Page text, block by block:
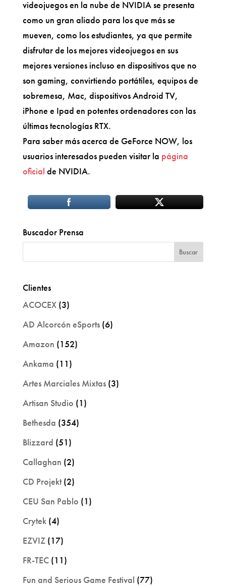
videojuegos en la nube de NVIDIA se presenta
como un gran aliado para los que más se
mueven, como los estudiantes, ya que permite
disfrutar de los mejores videojuegos en sus
mejores versiones incluso en dispositivos que no
son gaming, convirtiendo portátiles, equipos de
sobremesa, Mac, dispositivos Android TV,
iPhone e Ipad en potentes ordenadores con las
últimas tecnologías RTX.
Para saber más acerca de GeForce NOW, los
usuarios interesados pueden visitar la página
oficial de NVIDIA.
Buscador Prensa
Clientes
ACOCEX(3)
AD Alcorcón eSports(6)
Amazon (152)
Ankama (11)
Artes Marciales Mixtas(3)
Artisan Studio (1)
Bethesda (354)
Blizzard (51)
Callaghan (2)
CD Projekt(2)
CEU San Pablo (1)
Crytek(4)
EZVIZ(17)
FR-TEC(11)
Fun and Serious Game Festival (77)